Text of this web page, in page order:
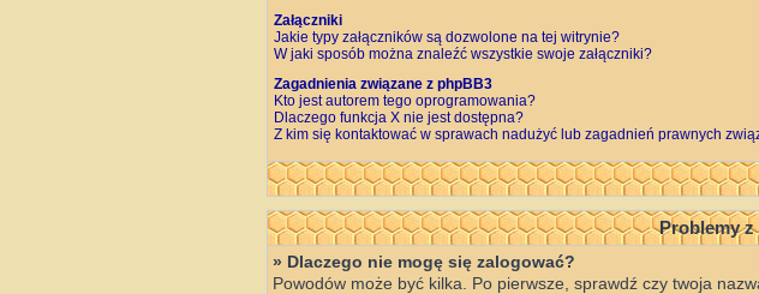
Załączniki
Jakie typy załączników są dozwolone na tej witrynie?
W jaki sposób można znaleźć wszystkie swoje załączniki?
Zagadnienia związane z phpBB3
Kto jest autorem tego oprogramowania?
Dlaczego funkcja X nie jest dostępna?
Z kim się kontaktować w sprawach nadużyć lub zagadnień prawnych
Problemy z
» Dlaczego nie mogę się zalogować?
Powodów może być kilka. Po pierwsze, sprawdź czy twoja